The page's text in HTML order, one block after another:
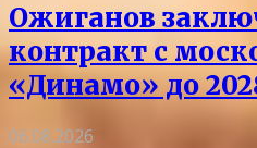
Ожиганов
контракт с
«Динамо» до
06.08.2026